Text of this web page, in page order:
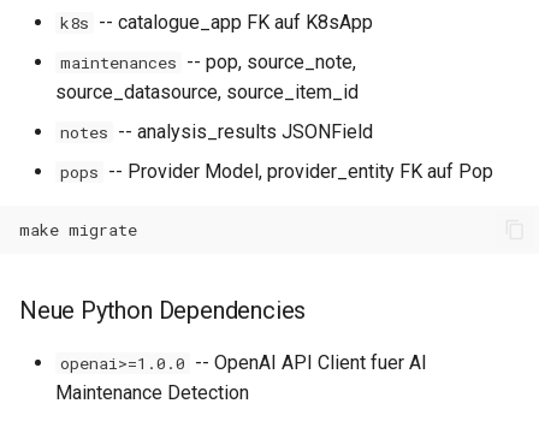
k8s -- catalogue_app FK auf K8sApp
maintenances -- pop, source_note,
source_datasource, source_item_id
notes -- analysis_results JSONField
pops -- Provider Model, provider_entity FK auf Pop
make
Neue Python Dependencies
openai>=1.0.0 -- OpenAI API Client fuer AI
Maintenance Detection